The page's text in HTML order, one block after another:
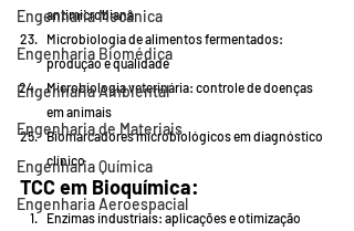
Engenharia Mecânica
Engenharia Biomédica
Engenharia Ambiental
Engenharia de Materiais
Engenharia Química
Engenharia Aeroespacial
antimicrobiana
Microbiologia de alimentos fermentados:
produção e qualidade
Microbiologia veterinária: controle de doenças
em animais
Biomarcadores microbiológicos em diagnóstico
clínico
TCC em Bioquímica:
Enzimas industriais: aplicações e otimização